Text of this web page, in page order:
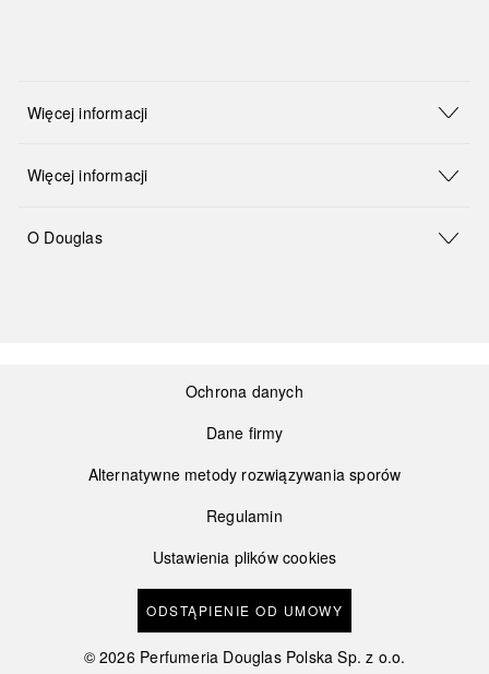
Więcej informacji
Więcej informacji
O Douglas
Ochrona danych
Dane firmy
Alternatywne metody rozwiązywania sporów
Regulamin
Ustawienia plików cookies
ODSTĄPIENIE OD UMOWY
©2026 Perfumeria Douglas Polska Sp. z o.o.